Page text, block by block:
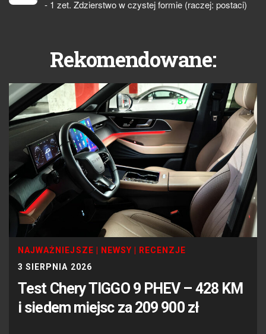
- 1 zet. Zdzierstwo w czystej formie (raczej: postaci)
Rekomendowane:
NAJWAŻNIEJSZE NEWSY
RECENZJE
3 SIERPNIA 2026
Test Chery TIGGO 9 PHEV – 428 KM
i siedem miejsc za 209 900 zł